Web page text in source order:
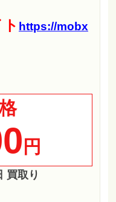
https://mobx
円
買取り